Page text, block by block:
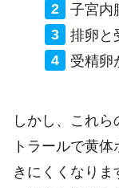
子宮内
排卵と
受精卵
しかし、これ
トラールで黄
きにくくなり